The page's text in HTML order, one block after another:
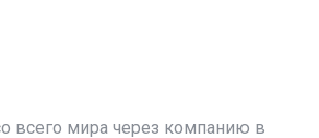
всего мира через компанию в